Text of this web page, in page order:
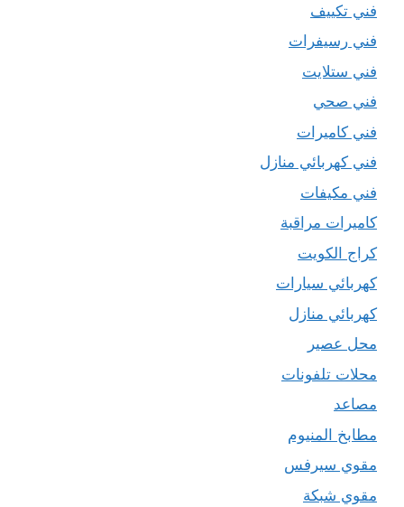
فني تكييف
فني رسيفرات
فني ستلايت
فني صحي
فني كاميرات
فني كهربائي منازل
فني مكيفات
كاميرات مراقبة
كراج الكويت
كهربائي سيارات
كهربائي منازل
محل عصير
محلات تلفونات
مصاعد
مطابخ المنيوم
مقوي سيرفس
مقوي شبكة